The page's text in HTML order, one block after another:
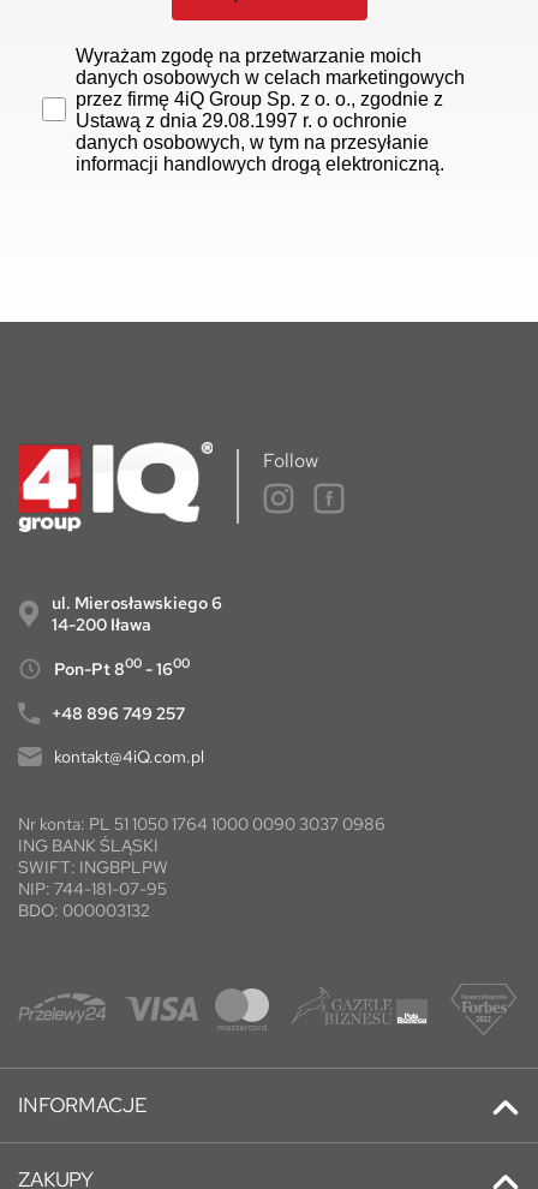
Wyrażam zgodę na przetwarzanie moich
danych osobowych w celach marketingowych
przez firmę 4iQ Group Sp. z o. o., zgodnie z
Ustawą z dnia 29.08.1997 r. o ochronie
danych osobowych, w tym na przesyłanie
informacji handlowych drogą elektroniczną.
Follow
ul. Mierosławskiego 6
14-200 Iława
Pon-Pt 800 - 1600
+48 896 749 257
kontakt@4iQ.com.pl
Nr konta: PL 51 1050 1764 1000 0090 3037 0986
ING BANK ŚLĄSKI
SWIFT: INGBPLPW
NIP: 744-181-07-95
BDO: 000003132
INFORMACJE
Kontakt
ZAKUPY